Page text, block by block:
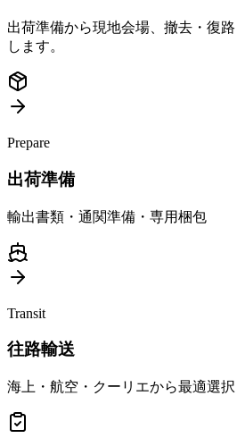
出荷準備から現地会場、撤去・復
します。
Prepare
出荷準備
輸出書類・通関準備・専用梱包
Transit
往路輸送
海上・航空・クーリエから最適選択